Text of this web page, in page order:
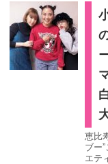
恵比
ブー
エテ